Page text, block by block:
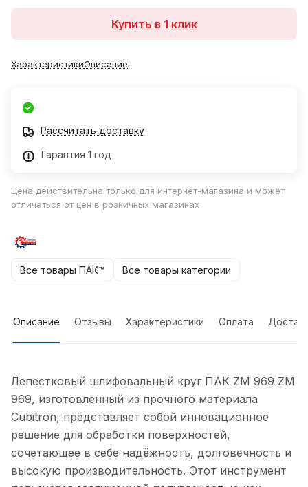
Купить в 1 клик
ХарактеристикиОписание
Рассчитать доставку
Гарантия 1 год
Цена действительна только для интернет-магазина и может
отличаться от цен в розничных магазинах
Все товары ПАК™ Все товары категории
Описание Отзывы Характеристики Оплата
Лепестковый шлифовальный круг ПАК ZM 969 ZM
969, изготовленный из прочного материала
Cubitron, представляет собой инновационное
решение для обработки поверхностей,
сочетающее в себе надёжность, долговечность и
высокую производительность. Этот инструмент